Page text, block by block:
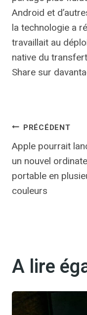
Android et
la technologie a
travaillait au
native du
Share sur
de
l’article
PRÉCÉDENT
Apple pourrait
un nouvel
portable en
couleurs
A lire